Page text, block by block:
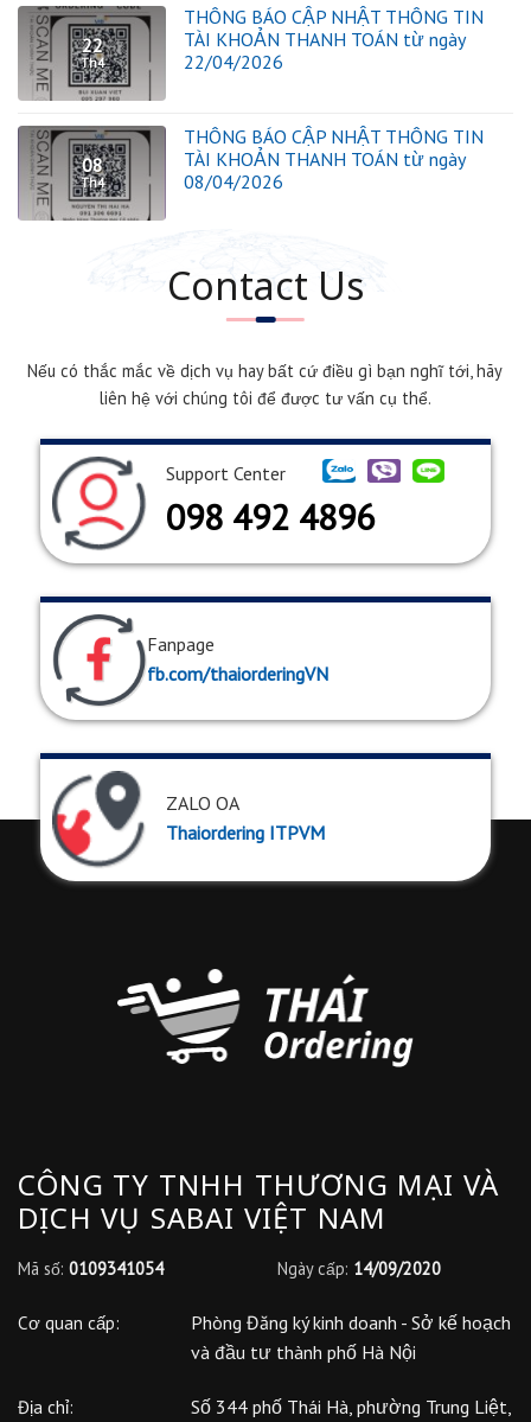
22
Th4
THÔNG BÁO CẬP NHẬT THÔNG TIN
TÀI KHOẢN THANH TOÁN từ ngày
22/04/2026
08
Th4
THÔNG BÁO CẬP NHẬT THÔNG TIN
TÀI KHOẢN THANH TOÁN từ ngày
08/04/2026
Contact Us
Nếu có thắc mắc về dịch vụ hay bất cứ điều gì bạn nghĩ tới, hãy
liên hệ với chúng tôi để được tư vấn cụ thể.
Support Center
098 492 4896
Fanpage
fb.com/thaiorderingVN
ZALO OA
Thaiordering ITPVM
CÔNG TY TNHH THƯƠNG MẠI VÀ
DỊCH VỤ SABAI VIỆT NAM
Mã số: 0109341054 Ngày cấp: 14/09/2020
Cơ quan cấp:
Phòng Đăng ký kinh doanh - Sở kế hoạch
và đầu tư thành phố Hà Nội
Địa chỉ:
Số 344 phố Thái Hà, phường Trung Liệt,